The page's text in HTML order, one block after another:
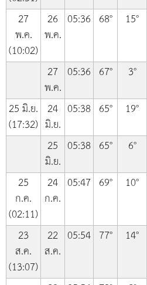
27
พ.ค.
(10:02)
26
พ.ค.
05:36 68° 15°
27
พ.ค.
05:36 67° 3°
25 มิ.ย.
(17:32)
24
มิ.ย.
05:38 65° 19°
25
มิ.ย.
05:38 65° 6°
25
ก.ค.
(02:11)
24
ก.ค.
05:47 69° 10°
23
ส.ค.
(13:07)
22
ส.ค.
05:54 77° 14°